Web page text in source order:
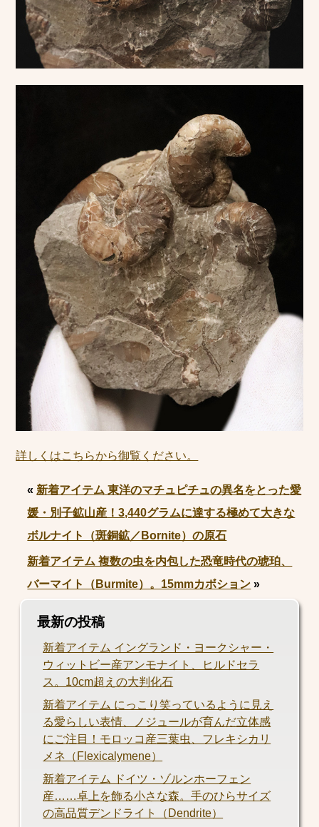
詳しくはこちらから御覧ください。
« 新着アイテム 東洋のマチュピチュの異名をとった愛
媛・別子鉱山産！3,440グラムに達する極めて大きな
ボルナイト（斑銅鉱／Bornite）の原石
新着アイテム 複数の虫を内包した恐竜時代の琥珀、
バーマイト（Burmite）。15mmカボション »
最新の投稿
新着アイテム イングランド・ヨークシャー・
ウィットビー産アンモナイト、ヒルドセラ
ス。10cm超えの大判化石
新着アイテム にっこり笑っているように見え
る愛らしい表情、ノジュールが育んだ立体感
にご注目！モロッコ産三葉虫、フレキシカリ
メネ（Flexicalymene）
新着アイテム ドイツ・ゾルンホーフェン
産……卓上を飾る小さな森。手のひらサイズ
の高品質デンドライト（Dendrite）